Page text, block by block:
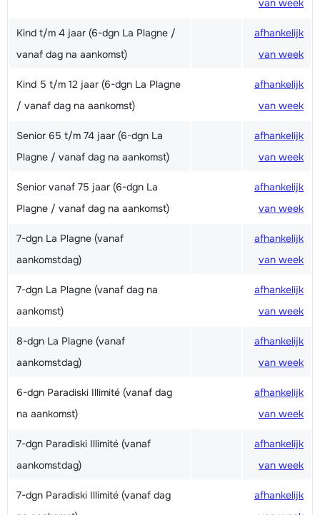
van week
Kind t/m 4 jaar (6-dgn La Plagne /
vanaf dag na aankomst)
afhankelijk
van week
Kind 5 t/m 12 jaar (6-dgn La Plagne
/ vanaf dag na aankomst)
afhankelijk
van week
Senior 65 t/m 74 jaar (6-dgn La
Plagne / vanaf dag na aankomst)
afhankelijk
van week
Senior vanaf 75 jaar (6-dgn La
Plagne / vanaf dag na aankomst)
afhankelijk
van week
7-dgn La Plagne (vanaf
aankomstdag)
afhankelijk
van week
7-dgn La Plagne (vanaf dag na
aankomst)
afhankelijk
van week
8-dgn La Plagne (vanaf
aankomstdag)
afhankelijk
van week
6-dgn Paradiski Illimité (vanaf dag
na aankomst)
afhankelijk
van week
7-dgn Paradiski Illimité (vanaf
aankomstdag)
afhankelijk
van week
7-dgn Paradiski Illimité (vanaf dag
afhankelijk